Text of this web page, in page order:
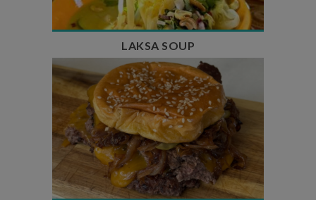
LAKSA SOUP
Temps de préparation : 20 min
Temps de cuisson : 5 à 10 min
Nombre de couverts : 4